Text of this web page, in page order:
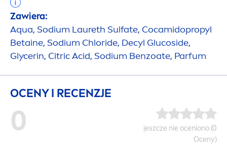
Zawiera:
Aqua, Sodium Laureth Sulfate, Cocamidopropyl
Betaine, Sodium Chloride, Decyl Glucoside,
Glycerin, Citric Acid, Sodium Benzoate, Parfum
OCENY I RECENZJE
0
jeszcze nie oceniono (0
Oceny)